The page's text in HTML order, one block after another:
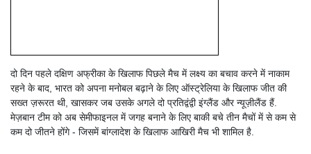
दो दिन पहले दक्षिण अफ्रीका के खिलाफ पिछले मैच में लक्ष्य का बचाव करने में नाकाम
रहने के बाद, भारत को अपना मनोबल बढ़ाने के लिए ऑस्ट्रेलिया के खिलाफ जीत की
सख्त ज़रूरत थी, खासकर जब उसके अगले दो प्रतिद्वंद्वी इंग्लैंड और न्यूज़ीलैंड हैं.
मेज़बान टीम को अब सेमीफाइनल में जगह बनाने के लिए बाकी बचे तीन मैचों में से कम से
कम दो जीतने होंगे - जिसमें बांग्लादेश के खिलाफ आखिरी मैच भी शामिल है.